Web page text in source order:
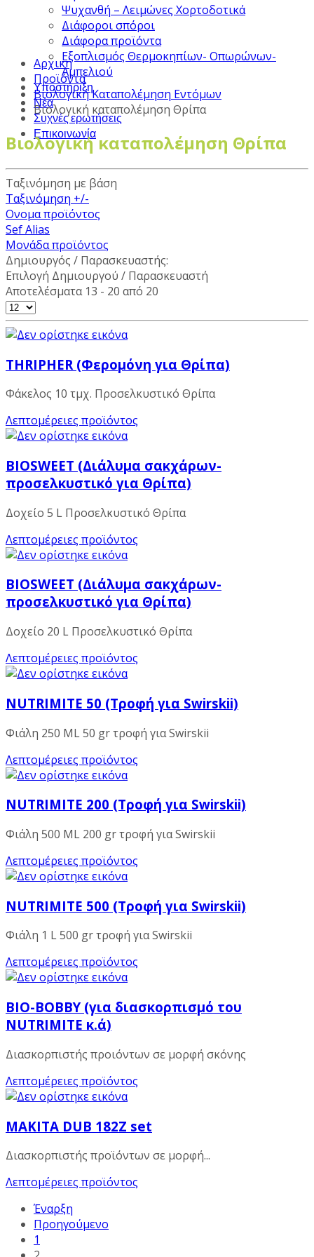
Ψυχανθή – Λειμώνες Χορτοδοτικά
Διάφοροι σπόροι
Διάφορα προϊόντα
Εξοπλισμός Θερμοκηπίων- Οπωρώνων-
Αμπελιού
Υποστήριξη
Νέα
Συχνές ερωτήσεις
Επικοινωνία
Αρχική
Προϊόντα
Βιολογική Καταπολέμηση Εντόμων
Βιολογική καταπολέμηση Θρίπα
Βιολογική καταπολέμηση Θρίπα
Ταξινόμηση με βάση
Ταξινόμηση +/-
Ονομα προϊόντος
Sef Alias
Μονάδα προϊόντος
Δημιουργός / Παρασκευαστής:
Επιλογή Δημιουργού / Παρασκευαστή
Αποτελέσματα 13 - 20 από 20
THRIPHER (Φερομόνη για Θρίπα)
Φάκελος 10 τμχ. Προσελκυστικό Θρίπα
Λεπτομέρειες προϊόντος
BIOSWEET (Διάλυμα σακχάρων-
προσελκυστικό για Θρίπα)
Δοχείο 5 L Προσελκυστικό Θρίπα
Λεπτομέρειες προϊόντος
BIOSWEET (Διάλυμα σακχάρων-
προσελκυστικό για Θρίπα)
Δοχείο 20 L Προσελκυστικό Θρίπα
Λεπτομέρειες προϊόντος
NUTRIMITE 50 (Τροφή για Swirskii)
Φιάλη 250 ML 50 gr τροφή για Swirskii
Λεπτομέρειες προϊόντος
NUTRIMITE 200 (Τροφή για Swirskii)
Φιάλη 500 ML 200 gr τροφή για Swirskii
Λεπτομέρειες προϊόντος
NUTRIMITE 500 (Τροφή για Swirskii)
Φιάλη 1 L 500 gr τροφή για Swirskii
Λεπτομέρειες προϊόντος
BIO-BOBBY (για διασκορπισμό του
NUTRIMITE κ.ά)
Διασκορπιστής προιόντων σε μορφή σκόνης
Λεπτομέρειες προϊόντος
MAKITA DUB 182Z set
Διασκορπιστής προϊόντων σε μορφή...
Λεπτομέρειες προϊόντος
Έναρξη
Προηγούμενο
1